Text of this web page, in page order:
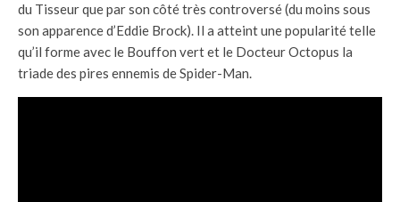
du Tisseur que par son côté très controversé (du moins sous
son apparence d’Eddie Brock). Il a atteint une popularité telle
qu’il forme avec le Bouffon vert et le Docteur Octopus la
triade des pires ennemis de Spider-Man.